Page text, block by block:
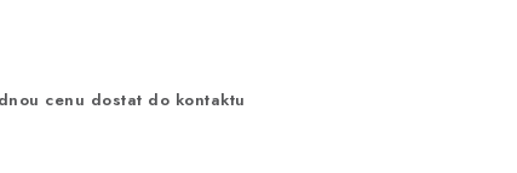
cenu dostat do kontaktu